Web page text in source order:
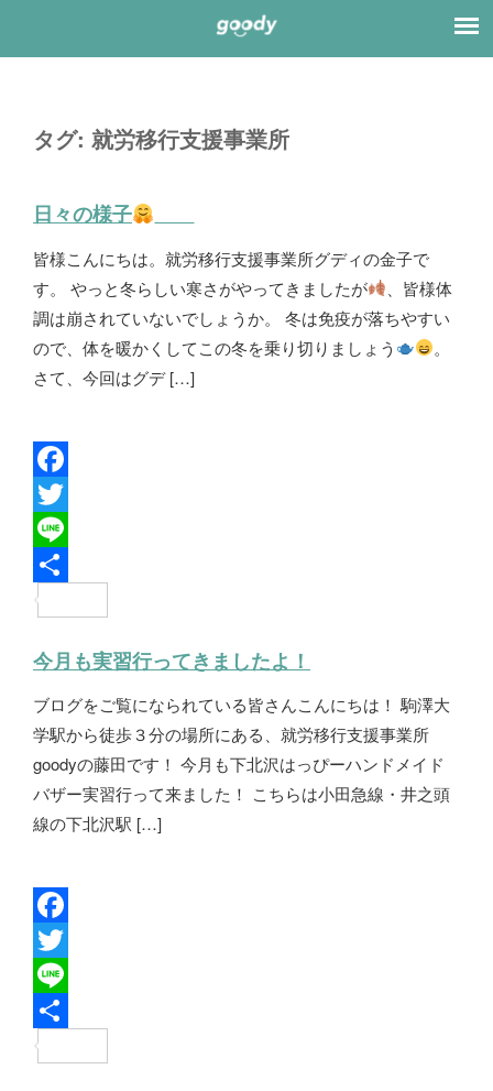
タグ: 就労移行支援事業所
日々の様子
皆様こんにちは。就労移行支援事業所グディの金子で
す。 やっと冬らしい寒さがやってきましたが
、皆様体
調は崩されていないでしょうか。 冬は免疫が落ちやすい
ので、体を暖かくしてこの冬を乗り切りましょう
。
さて、今回はグデ […]
F
a
c
e
o
o
k
T
w
i
t
e
r
L
i
e
今月も実習行ってきましたよ！
ブログをご覧になられている皆さんこんにちは！ 駒澤大
学駅から徒歩３分の場所にある、就労移行支援事業所
goodyの藤田です！ 今月も下北沢はっぴーハンドメイド
バザー実習行って来ました！ こちらは小田急線・井之頭
線の下北沢駅 […]
F
a
c
e
T
w
i
L
i